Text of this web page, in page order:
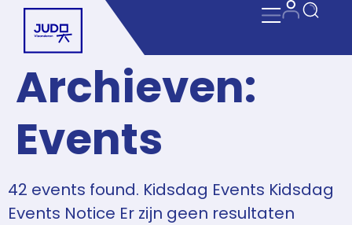
Archieven:
Events
42 events found. Kidsdag Events Kidsdag
Events Notice Er zijn geen resultaten